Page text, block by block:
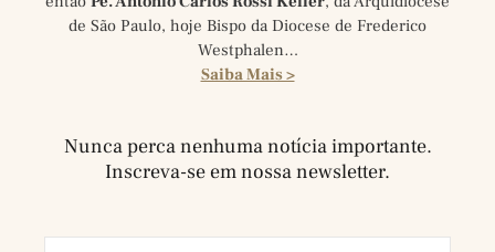
de São Paulo, hoje Bispo da Diocese de Frederico
Westphalen…
Saiba Mais >
Nunca perca nenhuma notícia importante.
Inscreva-se em nossa newsletter.